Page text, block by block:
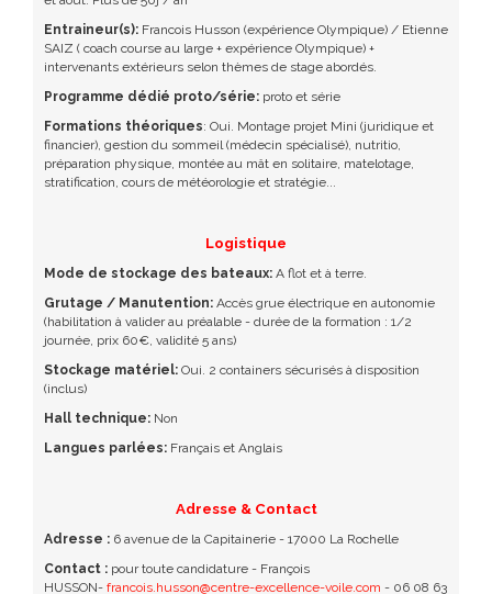
Entraineur(s): Francois Husson (expérience Olympique) / Etienne
SAIZ ( coach course au large + expérience Olympique) +
intervenants extérieurs selon thèmes de stage abordés.
Programme dédié proto/série: proto et série
Formations théoriques: Oui. Montage projet Mini (juridique et
financier), gestion du sommeil (médecin spécialisé), nutritio,
préparation physique, montée au mât en solitaire, matelotage,
stratification, cours de météorologie et stratégie...
Logistique
Mode de stockage des bateaux: A flot et à terre.
Grutage / Manutention: Accès grue électrique en autonomie
(habilitation à valider au préalable - durée de la formation : 1/2
journée, prix 60€, validité 5 ans)
Stockage matériel: Oui. 2 containers sécurisés à disposition
(inclus)
Hall technique: Non
Langues parlées: Français et Anglais
Adresse & Contact
Adresse : 6 avenue de la Capitainerie - 17000 La Rochelle
Contact : pour toute candidature - François
HUSSON- francois.husson@centre-excellence-voile.com - 06 08 63